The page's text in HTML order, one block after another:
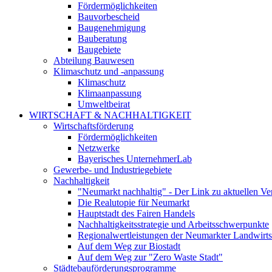
Fördermöglichkeiten
Bauvorbescheid
Baugenehmigung
Bauberatung
Baugebiete
Abteilung Bauwesen
Klimaschutz und -anpassung
Klimaschutz
Klimaanpassung
Umweltbeirat
WIRTSCHAFT & NACHHALTIGKEIT
Wirtschaftsförderung
Fördermöglichkeiten
Netzwerke
Bayerisches UnternehmerLab
Gewerbe- und Industriegebiete
Nachhaltigkeit
"Neumarkt nachhaltig" - Der Link zu aktuellen
Die Realutopie für Neumarkt
Hauptstadt des Fairen Handels
Nachhaltigkeitsstrategie und Arbeitsschwerpunkte
Regionalwertleistungen der Neumarkter
Auf dem Weg zur Biostadt
Auf dem Weg zur "Zero Waste Stadt"
Städtebauförderungsprogramme